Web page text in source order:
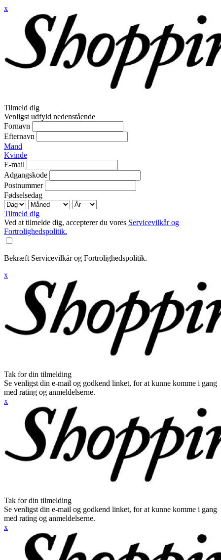
x
Tilmeld dig
Venligst udfyld nedenstående
Fornavn
Efternavn
Mand
Kvinde
E-mail
Adgangskode
Postnummer
Fødselsedag
Tilmeld dig
Ved at tilmelde dig, accepterer du vores Servicevilkår og
Fortrolighedspolitik.
Bekræft Servicevilkår og Fortrolighedspolitik.
x
Tak for din tilmelding
Se venligst din e-mail og godkend linket, for at kunne komme i gang
med rating og anmeldelserne.
x
Tak for din tilmelding
Se venligst din e-mail og godkend linket, for at kunne komme i gang
med rating og anmeldelserne.
x